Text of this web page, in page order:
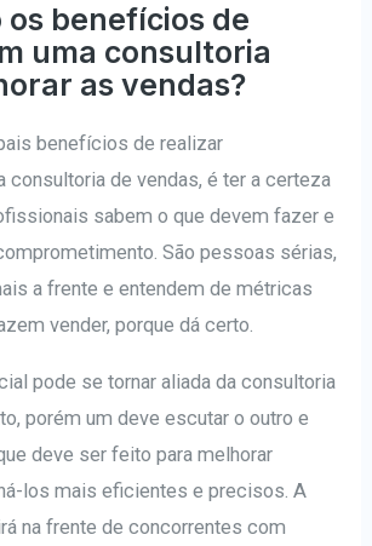
os benefícios de
uma consultoria
as vendas?
benefícios de realizar
consultoria de vendas, é ter a certeza
sabem o que devem fazer e
São pessoas sérias,
a frente e entendem de métricas
vender, porque dá certo.
pode se tornar aliada da consultoria
porém um deve escutar o outro e
deve ser feito para melhorar
los mais eficientes e precisos. A
na frente de concorrentes com